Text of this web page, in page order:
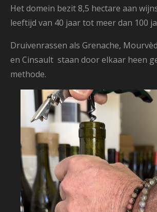
Het domein bezit 8,5 hectare aan
leeftijd van 40 jaar tot meer dan 100
Druivenrassen als Grenache,
en Cinsault staan door elkaar heen
methode.